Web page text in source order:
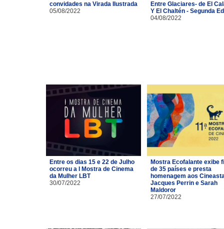
convidades na Virada Ilustrada
05/08/2022
Entre Glaciares- de El
Y El Chaltén - Segunda
04/08/2022
Entre os dias 15 e 22 de Julho
ocorreu a I Mostra de Cinema
da Mulher LBT
30/07/2022
Mostra Ecofalante exibe
de 35 países e presta
homenagem aos
Jacques Perrin e Sarah
Maldoror
27/07/2022